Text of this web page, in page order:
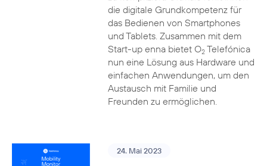
die digitale Grundkompetenz für
das Bedienen von Smartphones
und Tablets. Zusammen mit dem
Start-up enna bietet O2Telefónica
nun eine Lösung aus Hardware und
einfachen Anwendungen, um den
Austausch mit Familie und
Freunden zu ermöglichen.
24. Mai 2023